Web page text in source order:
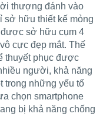
thượng đánh vào
sở hữu thiết kế mỏng
được sở hữu cụm 4
cực đẹp mắt. Thế
thuyết phục được
người, khả năng
trong những yếu tố
chọn smartphone
bị khả năng chống